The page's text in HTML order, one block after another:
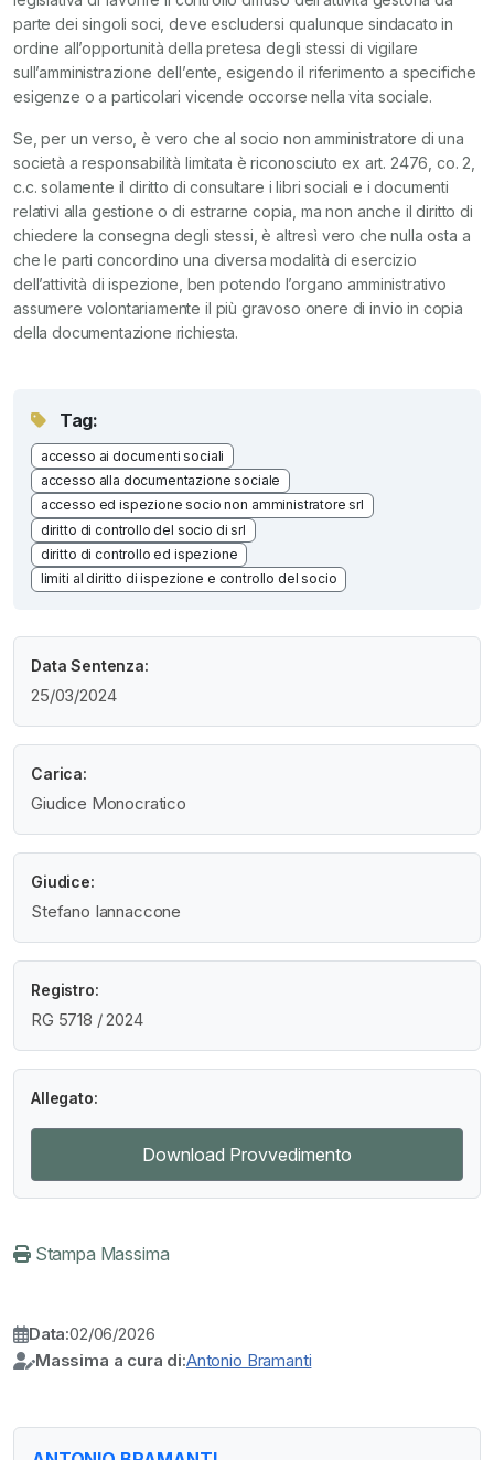
parte dei singoli soci, deve escludersi qualunque sindacato in
ordine all’opportunità della pretesa degli stessi di vigilare
sull’amministrazione dell’ente, esigendo il riferimento a specifiche
esigenze o a particolari vicende occorse nella vita sociale.
Se, per un verso, è vero che al socio non amministratore di una
società a responsabilità limitata è riconosciuto ex art. 2476, co. 2,
c.c. solamente il diritto di consultare i libri sociali e i documenti
relativi alla gestione o di estrarne copia, ma non anche il diritto di
chiedere la consegna degli stessi, è altresì vero che nulla osta a
che le parti concordino una diversa modalità di esercizio
dell’attività di ispezione, ben potendo l’organo amministrativo
assumere volontariamente il più gravoso onere di invio in copia
della documentazione richiesta.
Tag:
accesso ai documenti sociali
accesso alla documentazione sociale
accesso ed ispezione socio non amministratore srl
diritto di controllo del socio di srl
diritto di controllo ed ispezione
limiti al diritto di ispezione e controllo del socio
Data Sentenza:
25/03/2024
Carica:
Giudice Monocratico
Giudice:
Stefano Iannaccone
Registro:
RG 5718 / 2024
Allegato:
Download Provvedimento
Stampa Massima
Data:02/06/2026
Massima a cura di:Antonio Bramanti